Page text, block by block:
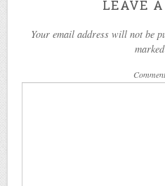
LEAVE
Your email address will not be
marked
Comment